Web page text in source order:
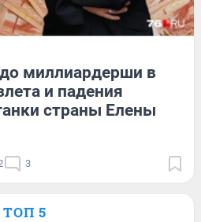
миллиардерши в
и падения
страны Елены
3
ТОП 5